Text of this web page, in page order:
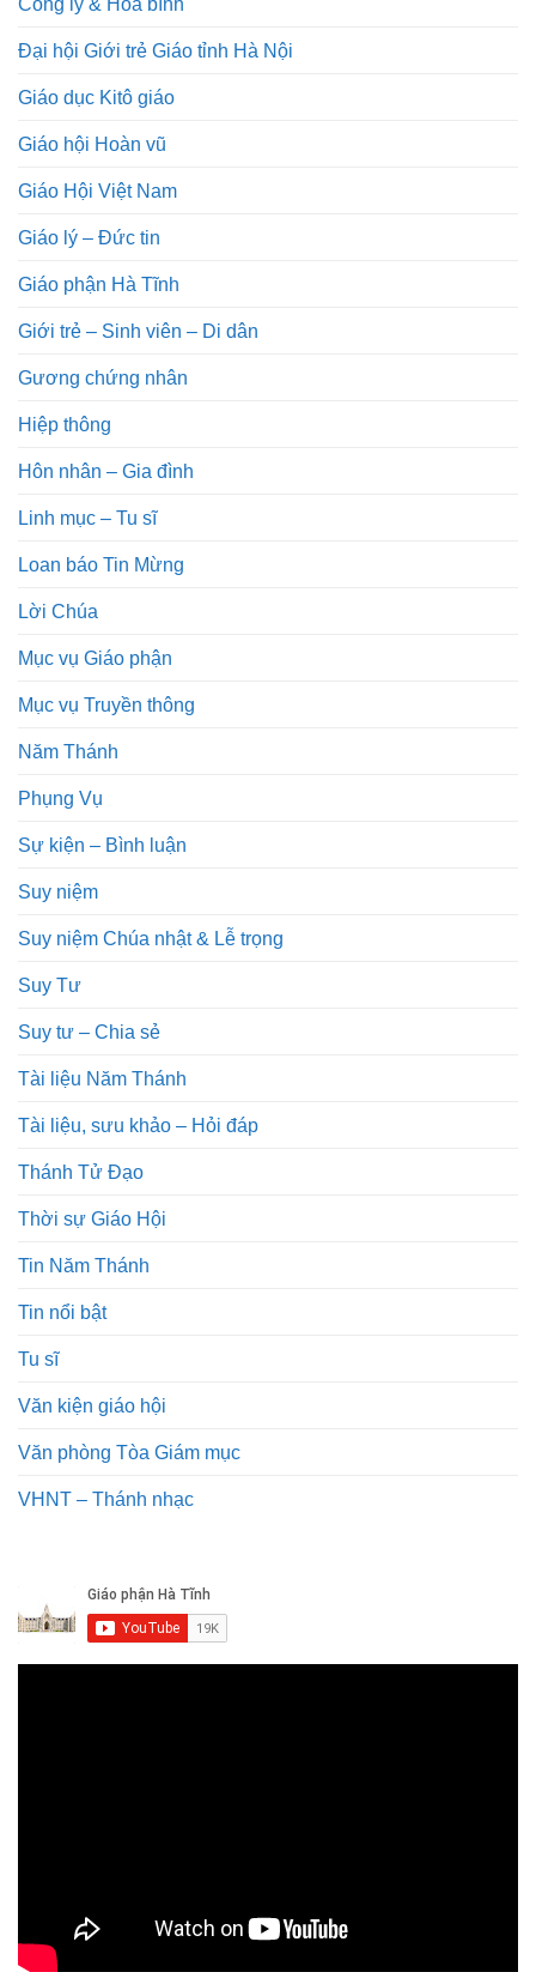
Đại hội Giới trẻ Giáo tỉnh Hà Nội
Giáo dục Kitô giáo
Giáo hội Hoàn vũ
Giáo Hội Việt Nam
Giáo lý – Đức tin
Giáo phận Hà Tĩnh
Giới trẻ – Sinh viên – Di dân
Gương chứng nhân
Hiệp thông
Hôn nhân – Gia đình
Linh mục – Tu sĩ
Loan báo Tin Mừng
Lời Chúa
Mục vụ Giáo phận
Mục vụ Truyền thông
Năm Thánh
Phụng Vụ
Sự kiện – Bình luận
Suy niệm
Suy niệm Chúa nhật & Lễ trọng
Suy Tư
Suy tư – Chia sẻ
Tài liệu Năm Thánh
Tài liệu, sưu khảo – Hỏi đáp
Thánh Tử Đạo
Thời sự Giáo Hội
Tin Năm Thánh
Tin nổi bật
Tu sĩ
Văn kiện giáo hội
Văn phòng Tòa Giám mục
VHNT – Thánh nhạc